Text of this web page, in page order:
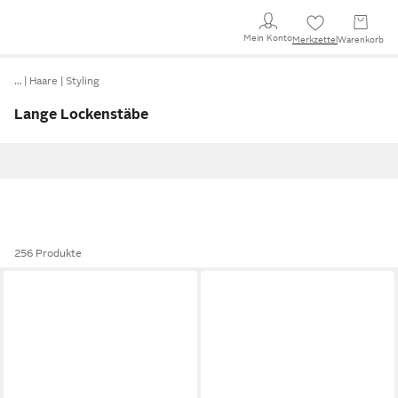
Mein KontoMerkzettel Warenkorb
… Haare Styling
Lange Lockenstäbe
256 Produkte